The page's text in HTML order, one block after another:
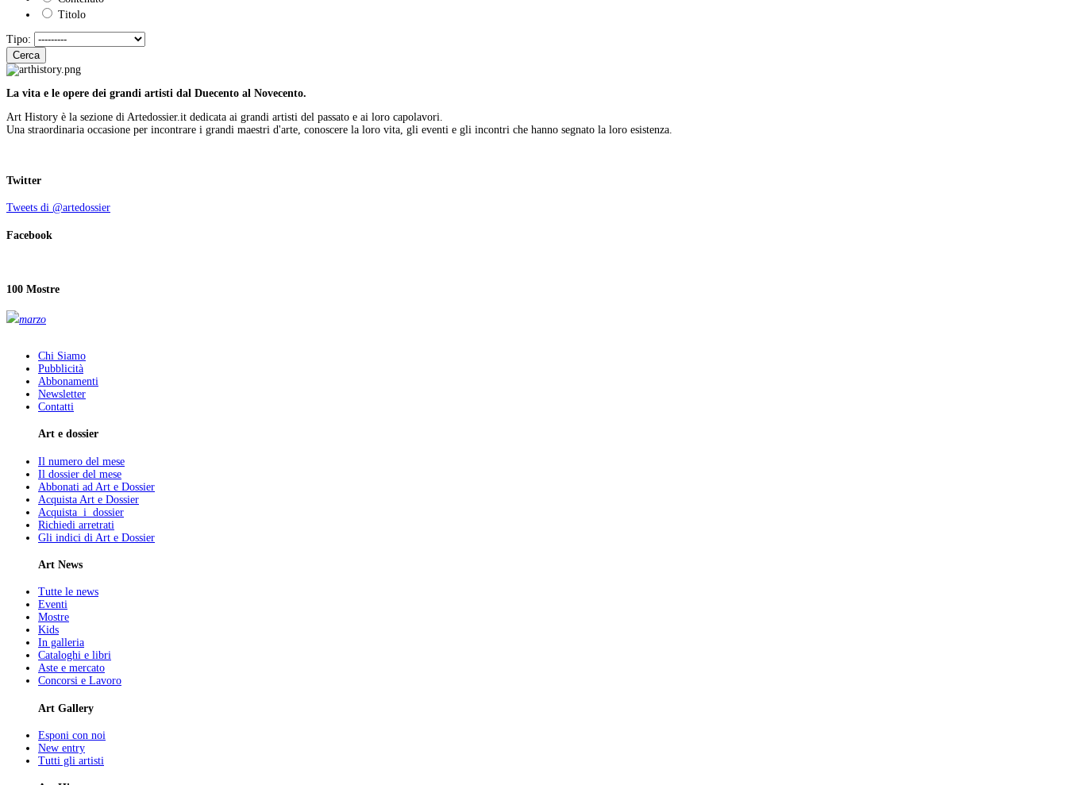
Titolo
Tipo:
Cerca
La vita e le opere dei grandi artisti dal Duecento al Novecento.
Art History è la sezione di Artedossier.it dedicata ai grandi artisti del passato e ai loro capolavori.
Una straordinaria occasione per incontrare i grandi maestri d'arte, conoscere la loro vita, gli eventi e gli incontri che hanno segnato la loro esistenza.
Twitter
Tweets di @artedossier
Facebook
100 Mostre
marzo
Chi Siamo
Pubblicità
Abbonamenti
Newsletter
Contatti
Art e dossier
Il numero del mese
Il dossier del mese
Abbonati ad Art e Dossier
Acquista Art e Dossier
Acquista i dossier
Richiedi arretrati
Gli indici di Art e Dossier
Art News
Tutte le news
Eventi
Mostre
Kids
In galleria
Cataloghi e libri
Aste e mercato
Concorsi e Lavoro
Art Gallery
Esponi con noi
New entry
Tutti gli artisti